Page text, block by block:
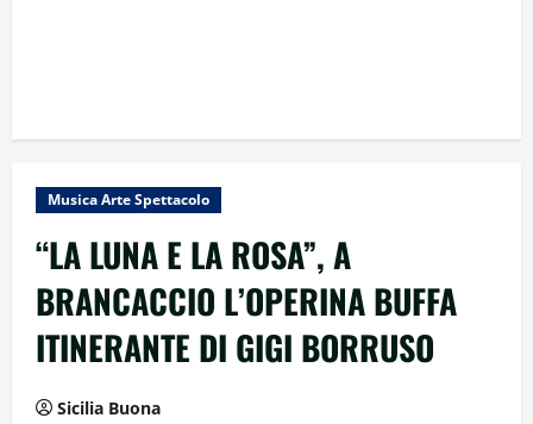
Musica Arte Spettacolo
“LA LUNA E LA ROSA”, A
BRANCACCIO L’OPERINA BUFFA
ITINERANTE DI GIGI BORRUSO
Sicilia Buona